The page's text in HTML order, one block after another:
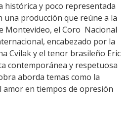
histórica y poco representada
una producción que reúne a la
Montevideo, el Coro Nacional
encabezado por la
Cvilak y el tenor brasileño Eric
contemporánea y respetuosa
aborda temas como la
amor en tiempos de opresión